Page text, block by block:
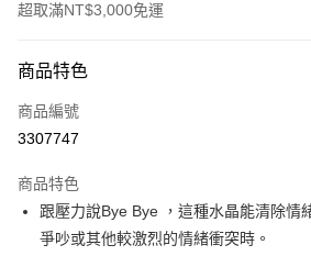
超取滿NT$3,000免運
信用卡一次付款
超商取貨付款
Apple Pay
街口支付
商品特色
商品編號
3307747
商品特色
跟壓力說Bye Bye ，這種水晶能清除情
爭吵或其他較激烈的情緒衝突時。